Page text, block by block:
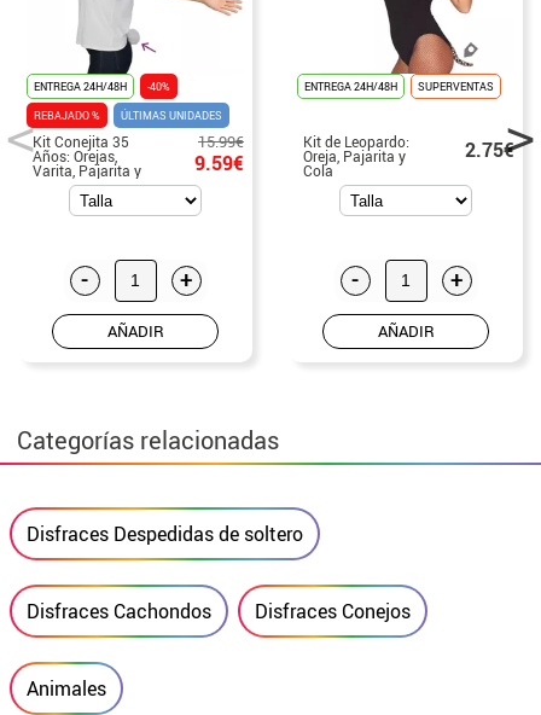
ENTREGA 24H/48H
-40%
REBAJADO %
ÚLTIMAS UNIDADES
Kit Conejita 35
Años: Orejas,
Varita, Pajarita y
15.99€
9.59€
- +
AÑADIR
ENTREGA 24H/48H SUPERVENTAS
Kit de Leopardo:
Oreja, Pajarita y
Cola
2.75€
- +
AÑADIR
Categorías relacionadas
Disfraces Despedidas de soltero
Disfraces Cachondos Disfraces Conejos
Animales